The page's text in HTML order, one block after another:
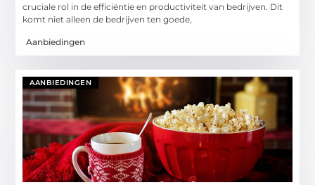
cruciale rol in de efficiëntie en productiviteit van bedrijven. Dit
komt niet alleen de bedrijven ten goede,
Aanbiedingen
AANBIEDINGEN